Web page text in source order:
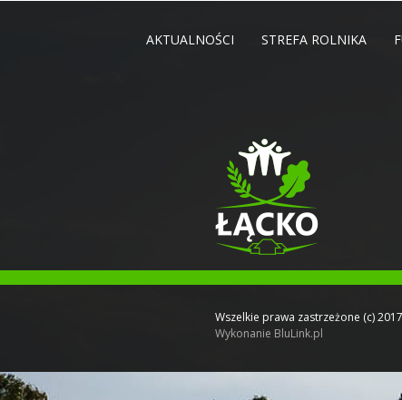
AKTUALNOŚCI STREFA ROLNIKA
Wszelkie prawa zastrzeżone (c)
Wykonanie BluLink.pl